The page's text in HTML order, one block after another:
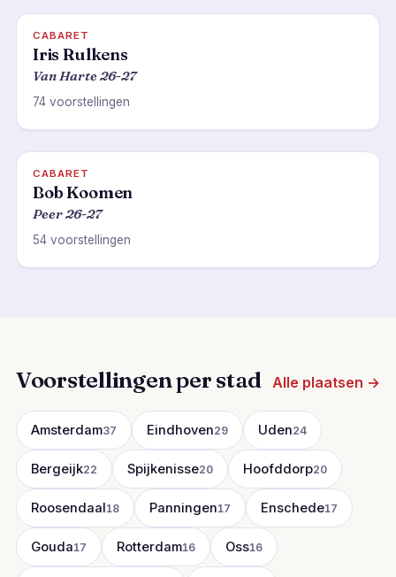
CABARET
Iris Rulkens
Van Harte 26-27
74 voorstellingen
CABARET
Bob Koomen
Peer 26-27
54 voorstellingen
Voorstellingen per stad Alle plaatsen →
Amsterdam37 Eindhoven29 Uden24
Bergeijk22 Spijkenisse20 Hoofddorp20
Roosendaal18 Panningen17 Enschede17
Gouda17 Rotterdam16 Oss16